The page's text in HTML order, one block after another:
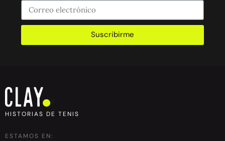
Suscribirme
HISTORIAS DE TENIS
ESTAMOS EN: